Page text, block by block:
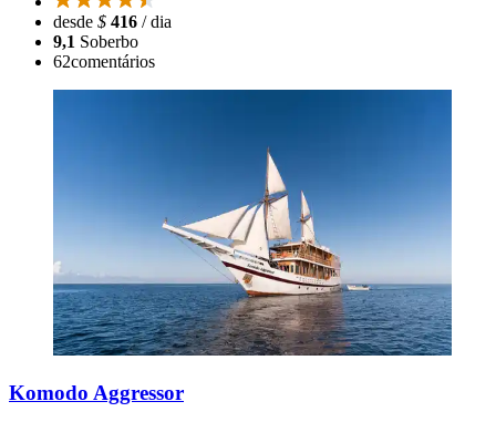
desde $ 416 / dia
9,1 Soberbo
62comentários
Komodo Aggressor